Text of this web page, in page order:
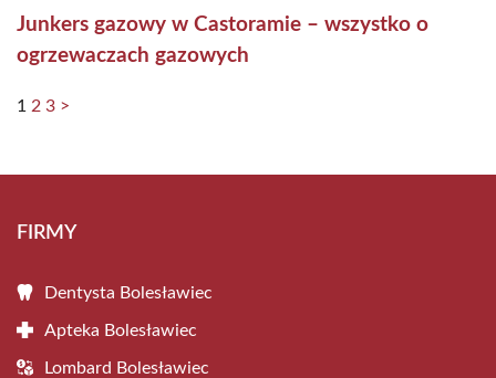
Junkers gazowy w Castoramie – wszystko o
ogrzewaczach gazowych
1 2 3 >
FIRMY
Dentysta Bolesławiec
Apteka Bolesławiec
Lombard Bolesławiec